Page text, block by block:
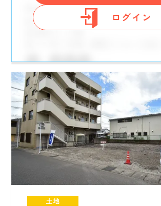
ログイン
土地